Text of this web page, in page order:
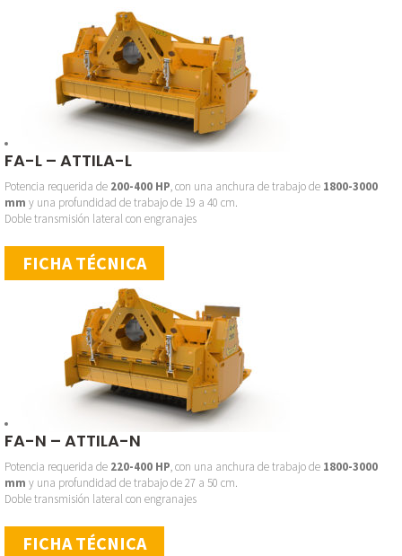
FA-L – ATTILA-L
Potencia requerida de 200-400 HP, con una anchura de trabajo de 1800-3000
mm y una profundidad de trabajo de 19 a 40 cm.
Doble transmisión lateral con engranajes
FICHA TÉCNICA
FA-N – ATTILA-N
Potencia requerida de 220-400 HP, con una anchura de trabajo de 1800-3000
mm y una profundidad de trabajo de 27 a 50 cm.
Doble transmisión lateral con engranajes
FICHA TÉCNICA